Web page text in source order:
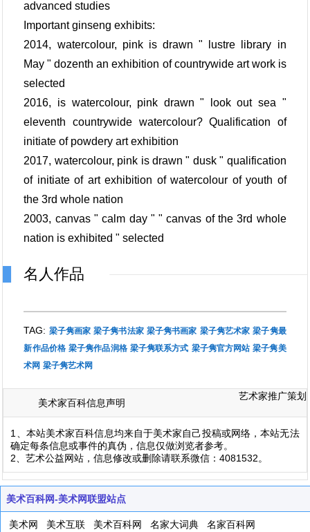
advanced studies
Important ginseng exhibits:
2014, watercolour, pink is drawn " lustre library in
May " dozenth an exhibition of countrywide art work is
selected
2016, is watercolour, pink drawn " look out sea "
eleventh countrywide watercolour? Qualification of
initiate of powdery art exhibition
2017, watercolour, pink is drawn " dusk " qualification
of initiate of art exhibition of watercolour of youth of
the 3rd whole nation
2003, canvas " calm day " " canvas of the 3rd whole
nation is exhibited " selected
名人作品
TAG: 梁子隽画家 梁子隽书法家 梁子隽书画家 梁子隽艺术家 梁子隽最
新作品价格 梁子隽作品润格 梁子隽联系方式 梁子隽官方网站 梁子隽美
术网 梁子隽艺术网
美术家百科信息声明
艺术家推广策划
1、本站美术家百科信息均来自于美术家自己投稿或网络，本站无法
确定每条信息或事件的真伪，信息仅做浏览者参考。
2、艺术公益网站，信息修改或删除请联系微信：4081532。
美术百科网-美术网联盟站点
美术网 美术互联 美术百科网 名家大词典 名家百科网